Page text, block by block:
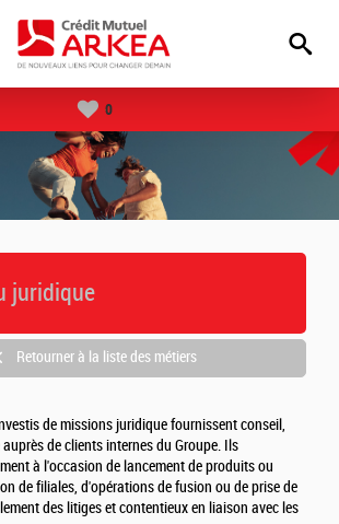
0
juridique
de missions juridique fournissent conseil,
de clients internes du Groupe. Ils
à l'occasion de lancement de produits ou
de filiales, d'opérations de fusion ou de prise de
des litiges et contentieux en liaison avec les
Retourner à la liste des métiers